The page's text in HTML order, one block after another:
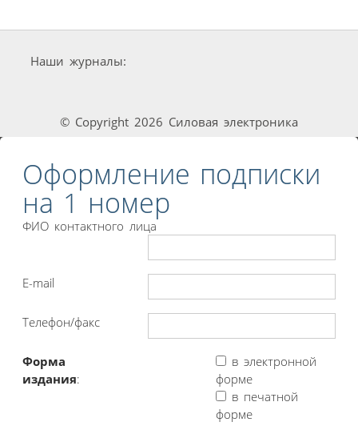
Наши журналы:
© Copyright 2026 Силовая электроника
Оформление подписки
на 1 номер
ФИО контактного лица
E-mail
Телефон/факс
Форма
издания:
в электронной
форме
в печатной
форме